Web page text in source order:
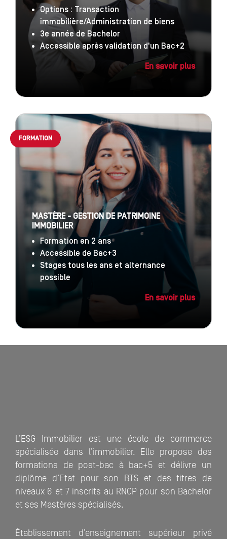
Options : Transaction
immobilière/Administration de biens
3e année de Bachelor
Accessible après validation d'un Bac+2
En savoir plus
MASTÈRE - GESTION DE PATRIMOINE
IMMOBILIER
Formation en 2 ans
Accessible de Bac+3
Stages tous les ans et alternance
possible
En savoir plus
FORMATION
L’ESG Immobilier est une école de commerce
spécialisée dans l’immobilier. Elle propose des
formations de post-bac à bac+5 et délivre un
diplôme d’Etat pour son BTS et des titres de
niveaux 6 et 7 inscrits au RNCP pour son Bachelor
et ses Mastères spécialisés.
Établissement d’enseignement supérieur privé